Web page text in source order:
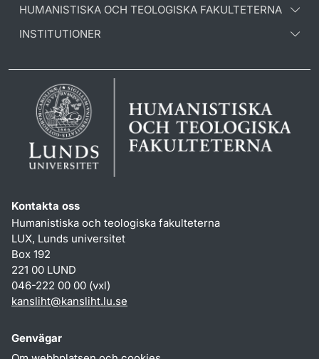
HUMANISTISKA OCH TEOLOGISKA FAKULTETERNA
INSTITUTIONER
Kontakta oss
Humanistiska och teologiska fakulteterna
LUX, Lunds universitet
Box 192
221 00 LUND
046-222 00 00 (vxl)
kansliht@kansliht.lu.se
Genvägar